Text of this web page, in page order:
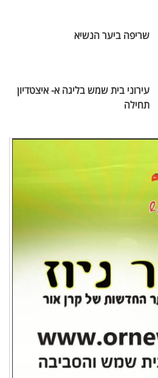
שריפה ביער הנשיא
עירוני בית שמש בליגה א- איצטדיון
תחילה